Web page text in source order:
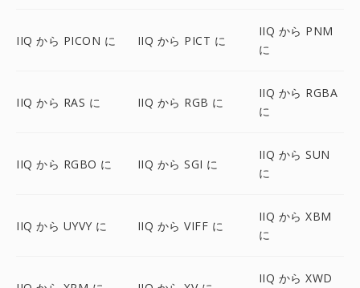
IIQ から PICON に IIQ から PICT に
IIQ から PNM
に
IIQ から RAS に IIQ から RGB に
IIQ から RGBA
に
IIQ から RGBO に IIQ から SGI に
IIQ から SUN
に
IIQ から UYVY に IIQ から VIFF に
IIQ から XBM
に
IIQ から XWD